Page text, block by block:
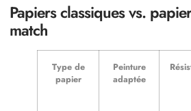
Papiers classiques vs.
match
Type de
papier
Peinture
adaptée